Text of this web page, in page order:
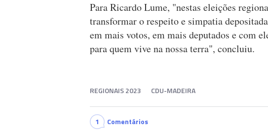
Para Ricardo Lume, "nestas eleições
transformar o respeito e simpatia
em mais votos, em mais deputados e com
para quem vive na nossa terra", concluiu.
REGIONAIS 2023 CDU-MADEIRA
1 Comentários